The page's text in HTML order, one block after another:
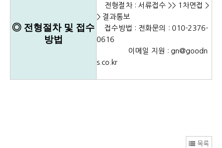
◎ 전형절차 및 접수
방법
전형절차 : 서류접수 >> 1차면접 >
> 결과통보
접수방법 : 전화문의 : 010-2376-
0616
이메일 지원 : gn@goodn
s.co.kr
목록